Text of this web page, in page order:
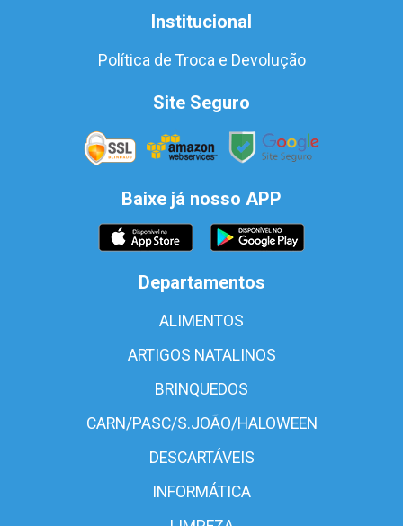
Institucional
Política de Troca e Devolução
Site Seguro
Baixe já nosso APP
Departamentos
ALIMENTOS
ARTIGOS NATALINOS
BRINQUEDOS
CARN/PASC/S.JOÃO/HALOWEEN
DESCARTÁVEIS
INFORMÁTICA